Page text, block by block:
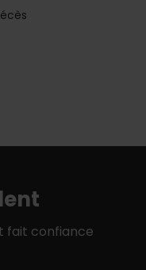
fait confiance